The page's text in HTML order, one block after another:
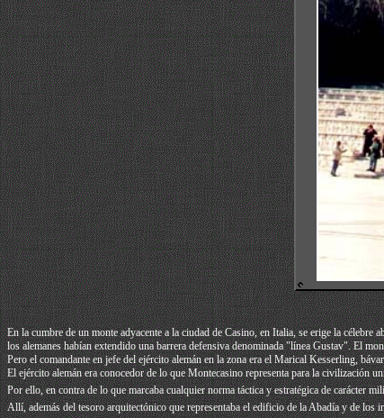
En la cumbre de un monte adyacente a la ciudad de Casino, en Italia, se erige la
los alemanes habían extendido una barrera defensiva denominada "línea Gustav". El
Pero el comandante en jefe del ejército alemán en la zona era el Marical Kesserling,
El ejército alemán era conocedor de lo que Montecasino representa para la civilización
Por ello, en contra de lo que marcaba cualquier norma táctica y estratégica de carácter
Allí, además del tesoro arquitectónico que representaba el edificio de la Abadía y de